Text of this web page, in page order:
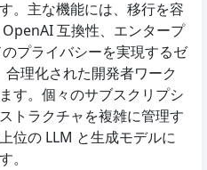
。主な機能には、移行を容
互換性、エンタープ
プライバシーを実現するゼ
合理化された開発者ワーク
す。個々のサブスクリプシ
トラクチャを複雑に管理す
位の LLM と生成モデルに
。